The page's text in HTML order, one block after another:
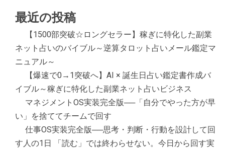
最近の投稿
【1500部突破☆ロングセラー】稼ぎに特化した副業
ネット占いのバイブル～逆算タロット占いメール鑑定マ
ニュアル～
【爆速で0→1突破へ】AI × 誕生日占い鑑定書作成バ
イブル～稼ぎに特化した副業ネット占いビジネス
マネジメントOS実装完全版──「自分でやった方が早
い」を捨ててチームで回す
仕事OS実装完全版──思考・判断・行動を設計して回
す人の1日 「読む」では終わらせない。今日から回す実